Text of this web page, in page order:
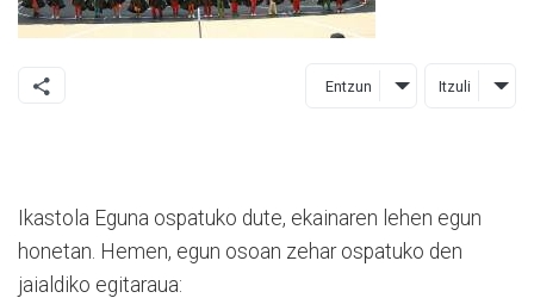
Entzun Itzuli
Ikastola Eguna ospatuko dute, ekainaren lehen egun
honetan. Hemen, egun osoan zehar ospatuko den
jaialdiko egitaraua: